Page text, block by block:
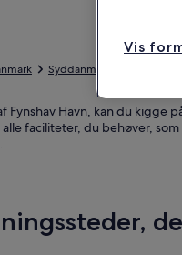
Syddanmark
Fynshav Havn, kan du
faciliteter, du behøver,
Vis